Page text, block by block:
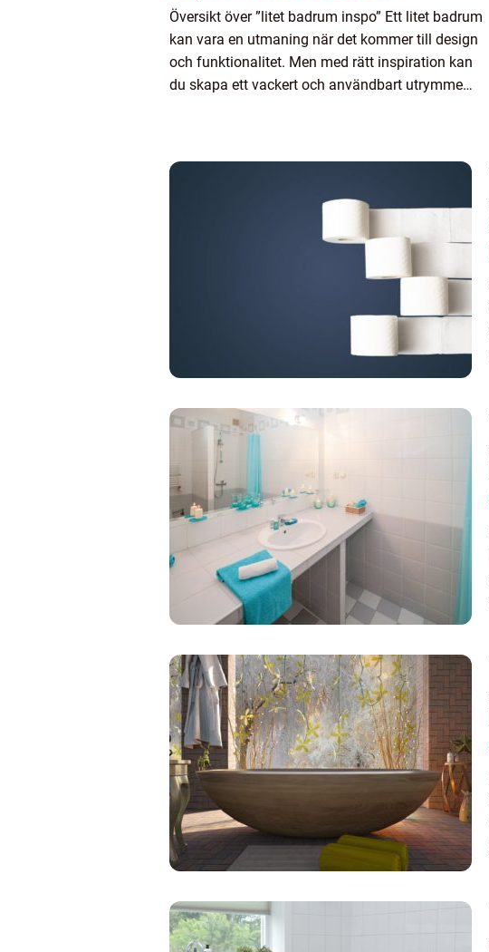
Översikt över ”litet badrum inspo” Ett litet badrum
kan vara en utmaning när det kommer till design
och funktionalitet. Men med rätt inspiration kan
du skapa ett vackert och användbart utrymme